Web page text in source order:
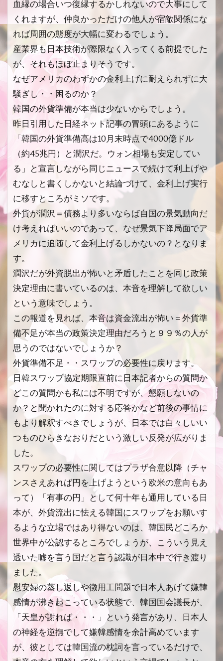
血縁の場合いつ復縁するかしれないので大事にして
くれますが、仲良かっただけの他人が宿敵関係にな
れば周囲の態度が大幅に変わるでしょう。
産業界も日本技術が際限なく入ってくる前提でした
が、それもほぼ止まりそうです。
なぜアメリカのわずかの金利上げに耐えられずに大
騒ぎし・・困るのか？
韓国の外貨準備が本当は少ないからでしょう。
昨日引用した日経ネット記事の冒頭にあるように
「韓国の外貨準備高は10月末時点で4000億ドル
（約45兆円）と潤沢だ。ウォン相場も安定してい
る」と宣言しながら同じニュースで続けて利上げや
むなしと書くしかないと結論づけて、金利上げ実行
に移すところがミソです。
外貨が潤沢＝債務より多いならば自国の景気動向だ
け考えればいいのであって、なぜ景気下降局面でア
メリカに追随して金利上げるしかないの？となりま
す。
潤沢だが外資脱出が怖いと矛盾したことを同じ政策
決定理由に書いているのは、本音を理解して欲しい
という意味でしょう。
この報道を見れば、本音は資金流出が怖い＝外貨準
備不足が本当の政策決定理由だろうと９９％の人が
思うのではないでしょうか？
外貨準備不足・・スワップの必要性に戻ります。
日韓スワップ協定期限直前に日本記者からの質問か
どこの質問かも私には不明ですが、懇願しないの
か？と聞かれたのに対する応答かなど前後の事情に
もより解釈すべきでしょうが、日本では白々しいい
つものひらきなおりだという激しい反発が広がりま
した。
スワップの必要性に関してはプラザ合意以降（チャ
ンスさえあれば円を上げようという欧米の意向もあ
って）「有事の円」として何十年も通用している日
本が、外貨流出に怯える韓国にスワップをお願いす
るような立場ではあり得ないのは、韓国民どころか
世界中が公認するところでしょうが、こういう見え
透いた嘘を言う国だと言う認識が日本中で行き渡り
ました。
慰安婦の蒸し返しや徴用工問題で日本人あげて嫌韓
感情が沸き起こっている状態で、韓国国会議長が、
「天皇が謝れば・・・」という発言があり、日本人
の神経を逆撫でして嫌韓感情を余計高めています
が、彼としては韓国流の枕詞を言っているだけで、